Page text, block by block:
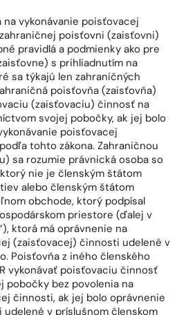
vykonávanie poisťovacej
poisťovni (zaisťovni)
pravidlá a podmienky ako pre
s prihliadnutím na
sa týkajú len zahraničných
poisťovňa (zaisťovňa)
(zaisťovaciu) činnosť na
svojej pobočky, ak jej bolo
poisťovacej
tohto zákona. Zahraničnou
sa rozumie právnická osoba so
nie je členským štátom
alebo členským štátom
obchode, ktorý podpísal
priestore (ďalej v
ktorá má oprávnenie na
(zaisťovacej) činnosti udelené v
Poisťovňa z iného členského
vykonávať poisťovaciu činnosť
bez povolenia na
činnosti, ak jej bolo oprávnenie
v príslušnom členskom